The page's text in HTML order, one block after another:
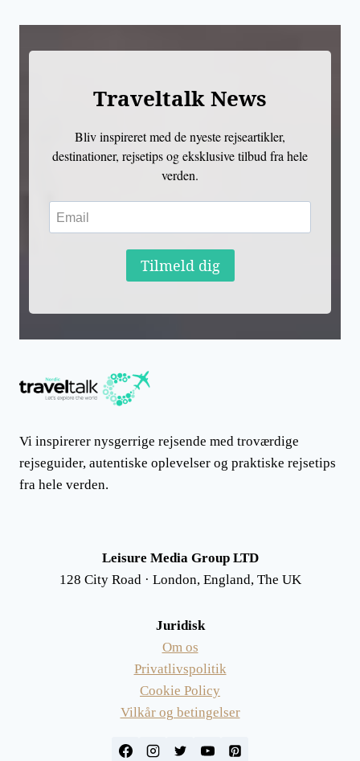
Traveltalk News
Bliv inspireret med de nyeste rejseartikler,
destinationer, rejsetips og eksklusive tilbud fra hele
verden.
Tilmeld dig
Vi inspirerer nysgerrige rejsende med troværdige
rejseguider, autentiske oplevelser og praktiske rejsetips
fra hele verden.
Leisure Media Group LTD
128 City Road · London, England, The UK
Juridisk
Om os
Privatlivspolitik
Cookie Policy
Vilkår og betingelser